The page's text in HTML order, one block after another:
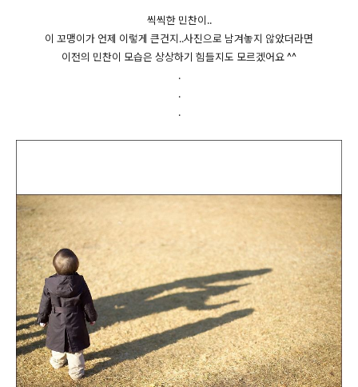
씩씩한 민찬이..
이 꼬맹이가 언제 이렇게 큰건지..사진으로 남겨놓지 않았더라면
이전의 민찬이 모습은 상상하기 힘들지도 모르겠어요 ^^
.
.
.